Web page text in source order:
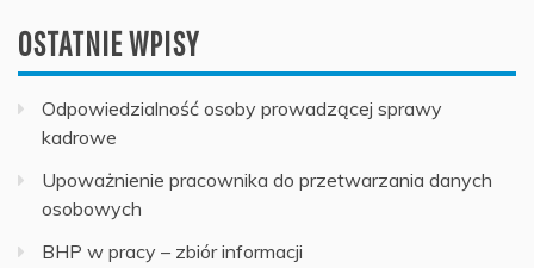
OSTATNIE WPISY
Odpowiedzialność osoby prowadzącej sprawy
kadrowe
Upoważnienie pracownika do przetwarzania danych
osobowych
BHP w pracy – zbiór informacji